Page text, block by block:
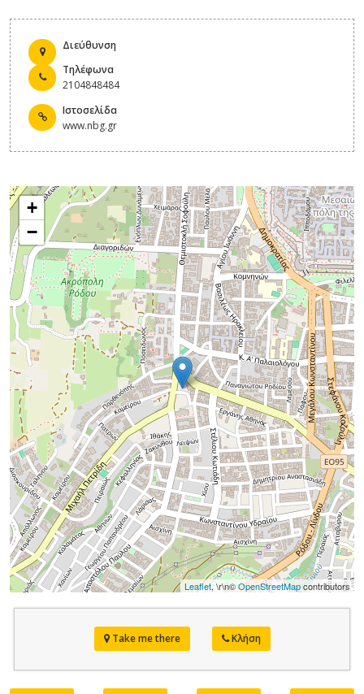
Διεύθυνση
Τηλέφωνα
2104848484
Ιστοσελίδα
www.nbg.gr
+
−
Leaflet, \r\n©OpenStreetMapcontributors
Take me there Κλήση